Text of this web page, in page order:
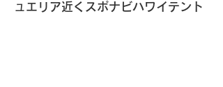
ュエリア近くスポナビハワイテント